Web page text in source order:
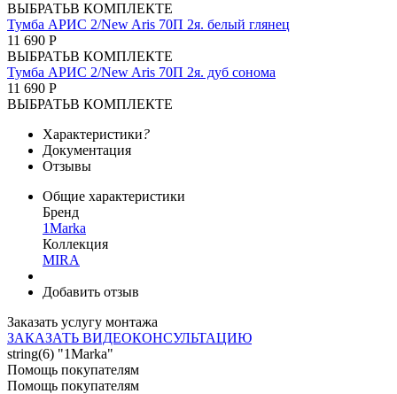
ВЫБРАТЬВ КОМПЛЕКТЕ
Тумба АРИС 2/New Aris 70П 2я. белый глянец
11 690 Р
ВЫБРАТЬВ КОМПЛЕКТЕ
Тумба АРИС 2/New Aris 70П 2я. дуб сонома
11 690 Р
ВЫБРАТЬВ КОМПЛЕКТЕ
Характеристики?
Документация
Отзывы
Общие характеристики
Бренд
1Marka
Коллекция
MIRA
Добавить отзыв
Заказать услугу монтажа
ЗАКАЗАТЬ ВИДЕОКОНСУЛЬТАЦИЮ
string(6) "1Marka"
Помощь покупателям
Помощь покупателям